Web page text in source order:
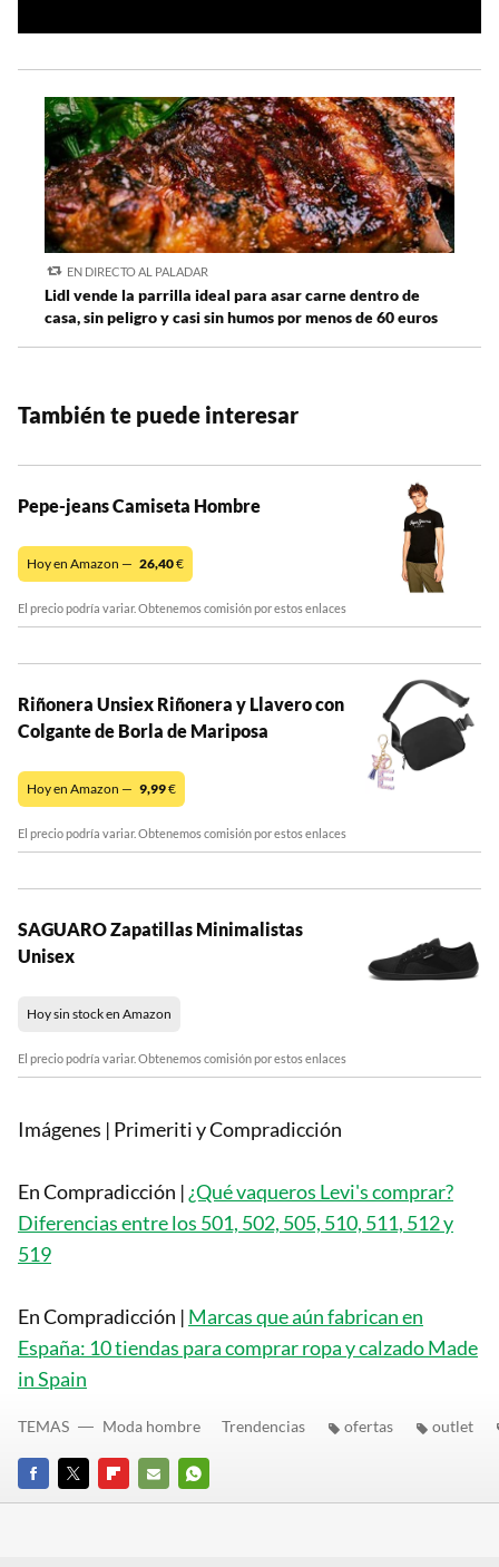
EN DIRECTO AL PALADAR
Lidl vende la parrilla ideal para asar carne dentro de
casa, sin peligro y casi sin humos por menos de 60 euros
También te puede interesar
Pepe-jeans Camiseta Hombre
Hoy en Amazon — 26,40€
El precio podría variar. Obtenemos comisión por estos enlaces
Riñonera Unsiex Riñonera y Llavero con
Colgante de Borla de Mariposa
Hoy en Amazon — 9,99€
El precio podría variar. Obtenemos comisión por estos enlaces
SAGUARO Zapatillas Minimalistas
Unisex
Hoy sin stock en Amazon
El precio podría variar. Obtenemos comisión por estos enlaces
Imágenes | Primeriti y Compradicción
En Compradicción | ¿Qué vaqueros Levi's comprar?
Diferencias entre los 501, 502, 505, 510, 511, 512 y
519
En Compradicción | Marcas que aún fabrican en
España: 10 tiendas para comprar ropa y calzado Made
in Spain
FACEBOOK
TWITTERFLIPBOARD
E-
WHATSAPP
TEMAS Moda hombre Trendencias ofertas outlet